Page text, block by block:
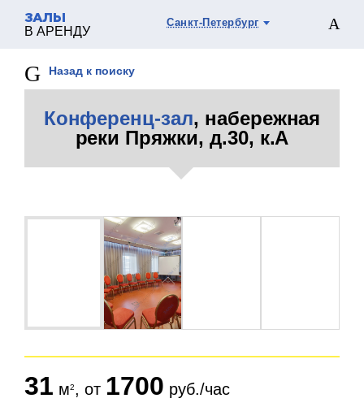
ЗАЛЫ
В АРЕНДУ
Санкт-Петербург
Назад к поиску
Конференц-зал, набережная
реки Пряжки, д.30, к.А
31 м , от 1700 руб./час